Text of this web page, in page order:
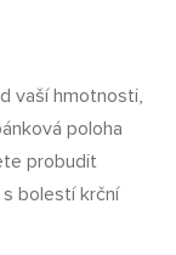
vaší hmotnosti,
poloha
probudit
bolestí krční